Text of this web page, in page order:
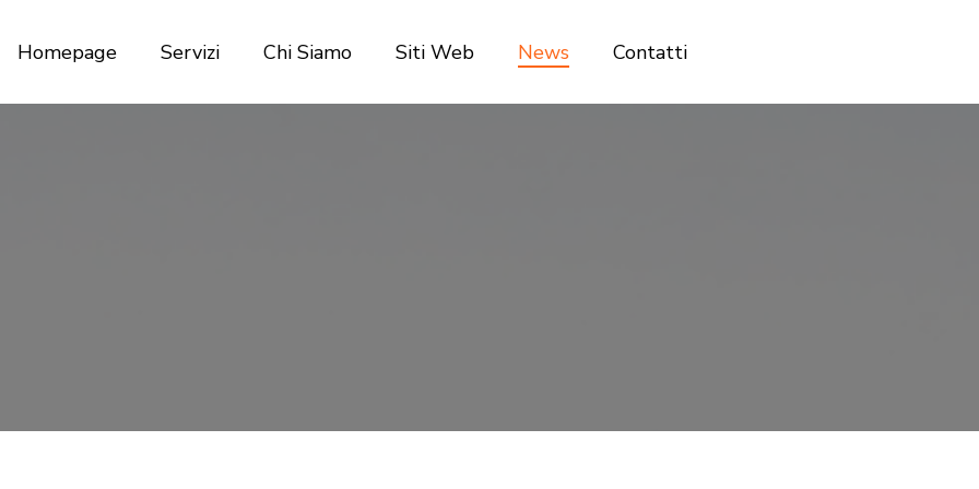
Homepage Servizi Chi Siamo Siti Web News Contatti